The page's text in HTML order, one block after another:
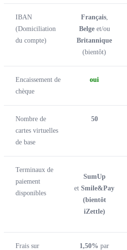
IBAN
(Domiciliation
du compte)
Français,
Belgeet/ou
Britannique
(bientôt)
Encaissement de
chèque
oui
Nombre de
cartes virtuelles
de base
50
Terminaux de
paiement
disponibles
SumUp
et Smile&Pay
(bientôt
iZettle)
Frais sur
1,50% par